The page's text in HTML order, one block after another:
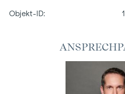
Objekt-ID: